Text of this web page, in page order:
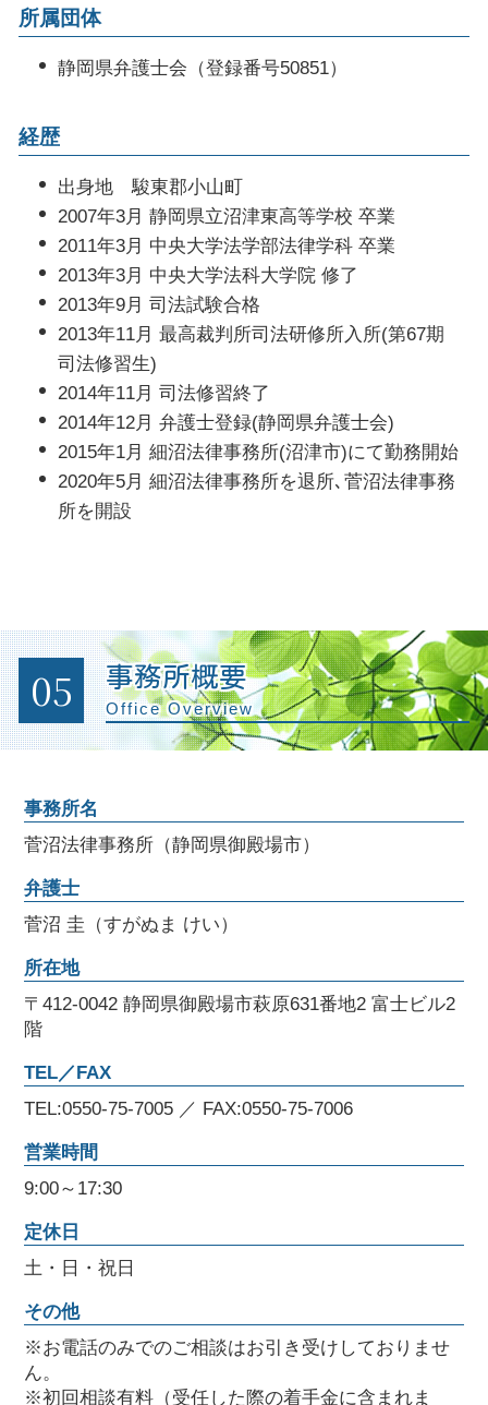
債権回収 訴訟
顧問弁護士 法律事務所
所属団体
静岡県弁護士会（登録番号50851）
経歴
出身地 駿東郡小山町
2007年3月 静岡県立沼津東高等学校 卒業
2011年3月 中央大学法学部法律学科 卒業
2013年3月 中央大学法科大学院 修了
2013年9月 司法試験合格
2013年11月 最高裁判所司法研修所入所(第67期
司法修習生)
2014年11月 司法修習終了
2014年12月 弁護士登録(静岡県弁護士会)
2015年1月 細沼法律事務所(沼津市)にて勤務開始
2020年5月 細沼法律事務所を退所､菅沼法律事務
所を開設
05 事務所概要
Office Overview
事務所名
菅沼法律事務所（静岡県御殿場市）
弁護士
菅沼 圭（すがぬま けい）
所在地
〒412-0042 静岡県御殿場市萩原631番地2 富士ビル2
階
TEL／FAX
TEL:0550-75-7005 ／ FAX:0550-75-7006
営業時間
9:00～17:30
定休日
土・日・祝日
その他
※お電話のみでのご相談はお引き受けしておりませ
ん。
※初回相談有料（受任した際の着手金に含まれま